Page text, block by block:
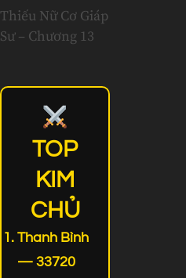
Thiếu Nữ Cơ Giáp
Sư – Chương 13
TOP
KIM
CHỦ
Thanh Bình
— 33720